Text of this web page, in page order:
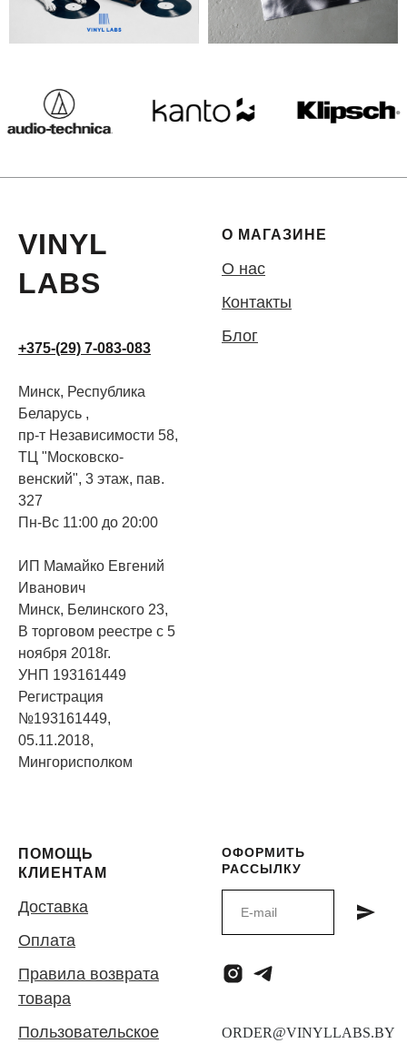
VINYL
LABS
+375-(29) 7-083-083
Минск, Республика
Беларусь ,
пр-т Независимости 58,
ТЦ "Московско-
венский", 3 этаж, пав.
327
Пн-Вс 11:00 до 20:00
ИП Мамайко Евгений
Иванович
Минск, Белинского 23,
В торговом реестре с 5
ноября 2018г.
УНП 193161449
Регистрация
№193161449,
05.11.2018,
Мингорисполком
О МАГАЗИНЕ
О нас
Контакты
Блог
ПОМОЩЬ
КЛИЕНТАМ
Доставка
Оплата
Правила возврата
товара
Пользовательское
ОФОРМИТЬ
РАССЫЛКУ